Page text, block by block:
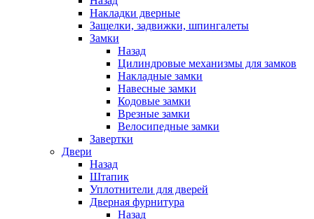
Накладки дверные
Защелки, задвижки, шпингалеты
Замки
Назад
Цилиндровые механизмы для замков
Накладные замки
Навесные замки
Кодовые замки
Врезные замки
Велосипедные замки
Завертки
Двери
Назад
Штапик
Уплотнители для дверей
Дверная фурнитура
Назад